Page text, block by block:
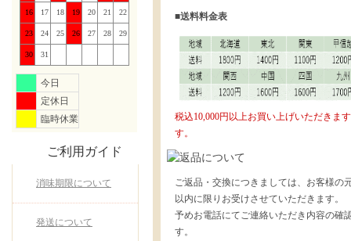
16 17 18 19 20 21 22
23 24 25 26 27 28 29
30 31
今日
定休日
臨時休業
ご利用ガイド
消味期限について
発送について
■送料料金表
税込10,000円以上お買い上げいただきま
す。
ご返品・交換につきましては、お客様の
以内に限りお受けさせていただきます。
予めお電話にてご連絡いただき内容の確
す。